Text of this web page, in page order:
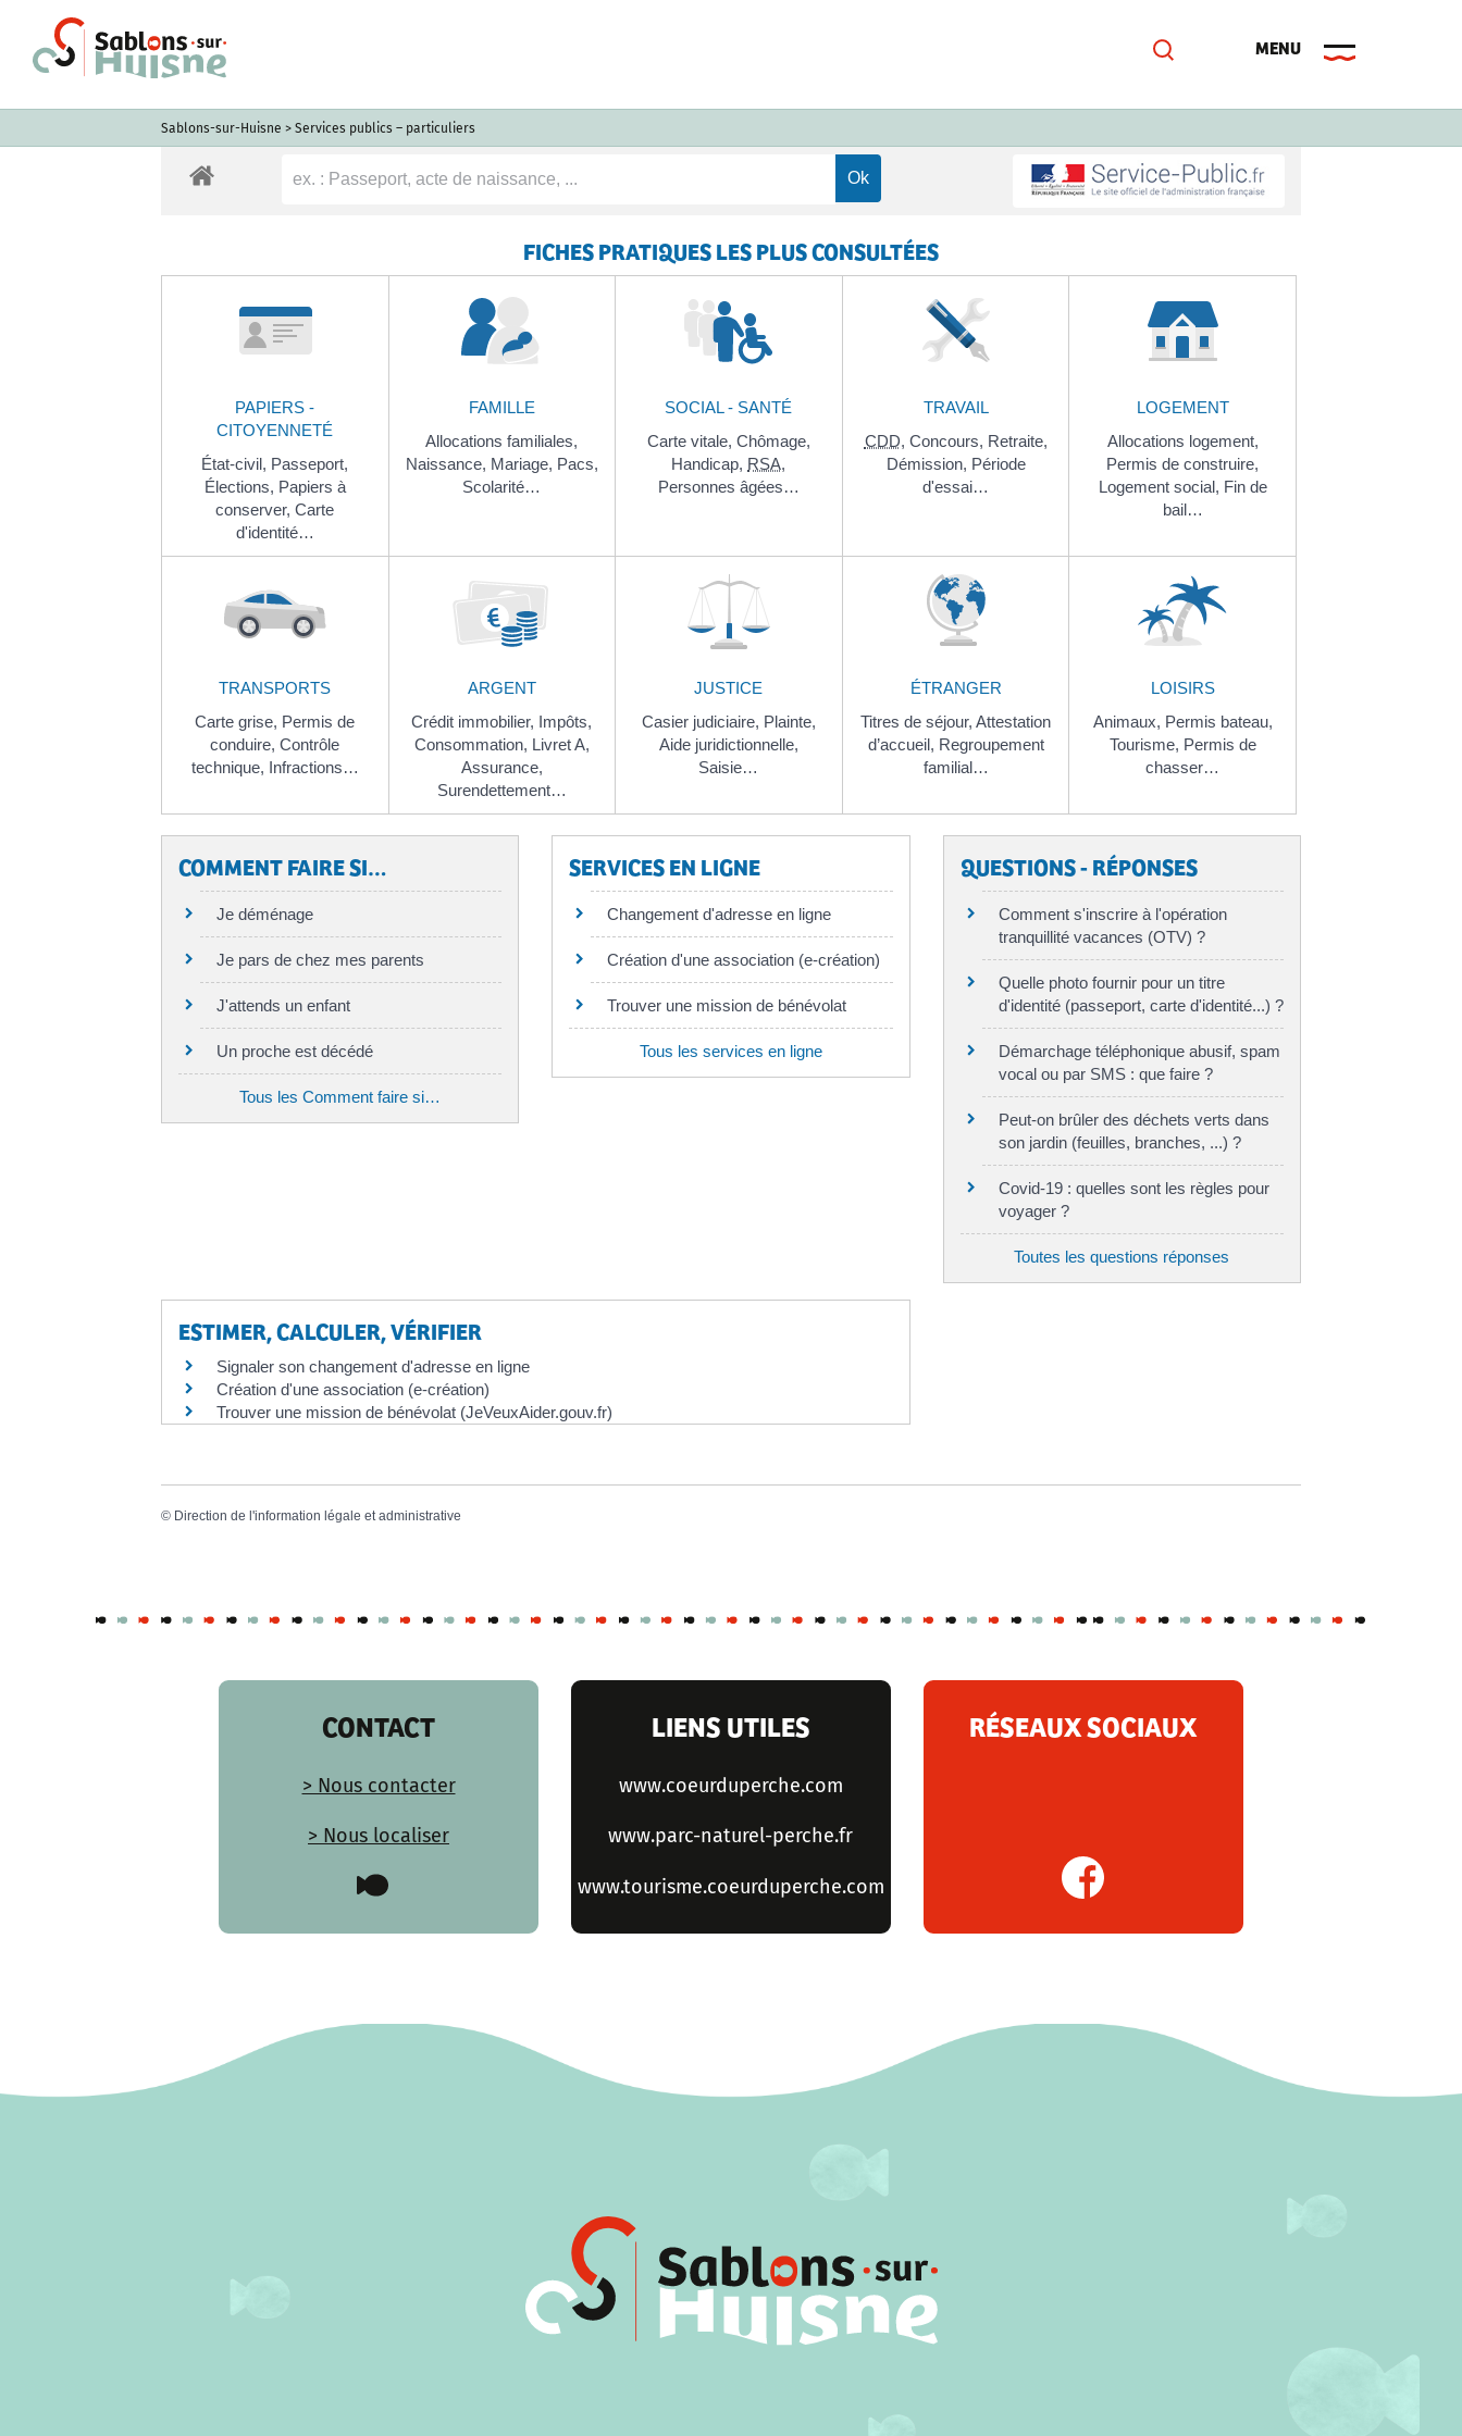
Sablons-sur-Huisne > Services publics – particuliers
FICHES PRATIQUES LES PLUS CONSULTÉES
PAPIERS -
CITOYENNETÉ
État-civil, Passeport,
Élections, Papiers à
conserver,Carte
d'identité…
FAMILLE
Allocations familiales,
Naissance, Mariage, Pacs,
Scolarité…
SOCIAL - SANTÉ
Carte vitale, Chômage,
Handicap, RSA,
Personnes âgées…
TRAVAIL
CDD, Concours, Retraite,
Démission, Période
d'essai…
LOGEMENT
Allocations logement,
Permis de construire,
Logement social, Fin de
bail…
TRANSPORTS
Carte grise, Permis de
conduire,Contrôle
technique, Infractions…
ARGENT
Crédit immobilier, Impôts,
Consommation, Livret A,
Assurance,
Surendettement…
JUSTICE
Casier judiciaire, Plainte,
Aide juridictionnelle,
Saisie…
ÉTRANGER
Titres de séjour,Attestation
d’accueil, Regroupement
familial…
LOISIRS
Animaux, Permis bateau,
Tourisme, Permis de
chasser…
COMMENT FAIRE SI…
Je déménage
Je pars de chez mes parents
J'attends un enfant
Un proche est décédé
Tous les Comment faire si…
SERVICES EN LIGNE
Changement d'adresse en ligne
Création d'une association (e-création)
Trouver une mission de bénévolat
Tous les services en ligne
QUESTIONS - RÉPONSES
Comment s'inscrire à l'opération
tranquillité vacances (OTV) ?
Quelle photo fournir pour un titre
d'identité (passeport, carte d'identité...) ?
Démarchage téléphonique abusif, spam
vocal ou par SMS : que faire ?
Peut-on brûler des déchets verts dans
son jardin (feuilles, branches, ...) ?
Covid-19 : quelles sont les règles pour
voyager ?
Toutes les questions réponses
ESTIMER, CALCULER, VÉRIFIER
Signaler son changement d'adresse en ligne
Création d'une association (e-création)
Trouver une mission de bénévolat (JeVeuxAider.gouv.fr)
© Direction de l'information légale et administrative
CONTACT
> Nous contacter
> Nous localiser
LIENS UTILES
www.coeurduperche.com
www.parc-naturel-perche.fr
www.tourisme.coeurduperche.com
RÉSEAUX SOCIAUX